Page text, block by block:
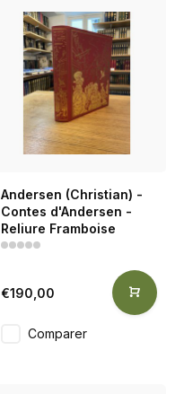
Andersen (Christian) -
Contes d'Andersen -
Reliure Framboise
€190,00
Comparer